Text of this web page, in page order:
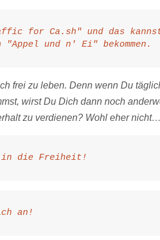
for Ca.sh" und das
und n' Ei" bekommen.
frei zu leben. Denn wenn Du
wirst Du Dich dann noch
zu verdienen? Wohl eher nicht…
in die Freiheit!
an!